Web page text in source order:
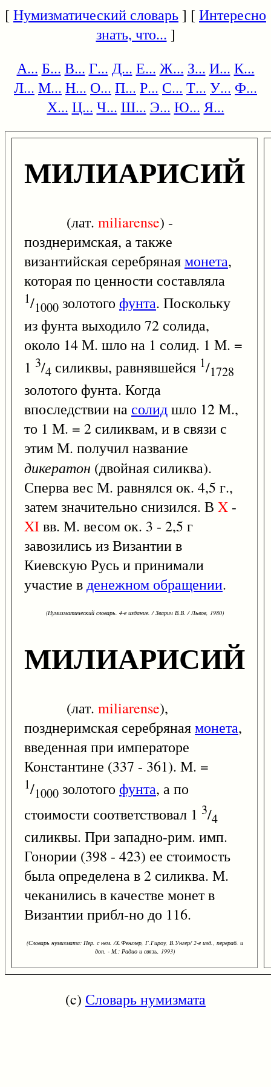
[Нумизматический словарь] [Интересно
знать, что... ]
А... Б... В... Г... Д... Е... Ж... З... И... К...
Л... М... Н... О... П... Р... С... Т... У... Ф...
Х... Ц... Ч... Ш... Э... Ю... Я...
МИЛИАРИСИЙ
(лат. miliarense) -
позднеримская, а также
византийская серебрянаямонета,
которая по ценности составляла
1/1000 золотого фунта. Поскольку
из фунта выходило 72 солида,
около 14 М. шло на 1 солид. 1 М. =
1 3/4 силиквы, равнявшейся 1/1728
золотого фунта. Когда
впоследствии на солидшло 12 М.,
то 1 М. = 2 силиквам, и в связи с
этим М. получил название
дикератон (двойная силиква).
Сперва вес М. равнялся ок. 4,5 г.,
затем значительно снизился. В X -
XIвв. М. весом ок. 3 - 2,5 г
завозились из Византии в
Киевскую Русь и принимали
участие вденежном обращении.
(Нумизматический словарь. 4-е издание. / Зварич В.В. / Львов, 1980)
МИЛИАРИСИЙ
(лат. miliarense),
позднеримская серебрянаямонета,
введенная при императоре
Константине (337 - 361). М. =
1/1000 золотого фунта, а по
стоимости соответствовал 1 3/4
силиквы. При западно-рим. имп.
Гонории (398 - 423) ее стоимость
была определена в 2 силиква. М.
чеканились в качестве монет в
Византии прибл-но до 116.
(Словарь нумизмата: Пер. с нем. /Х.Фенглер, Г.Гироу, В.Унгер/ 2-е изд., перераб. и
доп. - М.: Радио и связь, 1993)
(c) Словарь нумизмата